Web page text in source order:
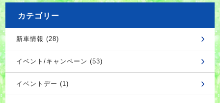
カテゴリー
新車情報 (28)
イベント/キャンペーン (53)
イベントデー (1)